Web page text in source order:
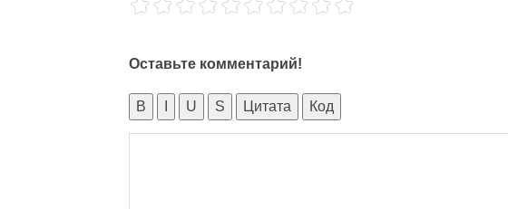
Оставьте комментарий!
B U S Цитата Код